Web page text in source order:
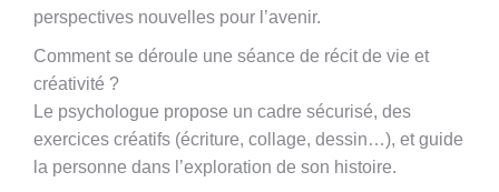
perspectives nouvelles pour l’avenir.
Comment se déroule une séance de récit de vie et
créativité ?
Le psychologue propose un cadre sécurisé, des
exercices créatifs (écriture, collage, dessin…), et guide
la personne dans l’exploration de son histoire.